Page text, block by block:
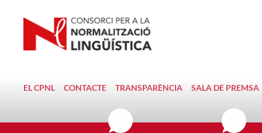
EL CPNL CONTACTE TRANSPARÈNCIA SALA DE PREMSA